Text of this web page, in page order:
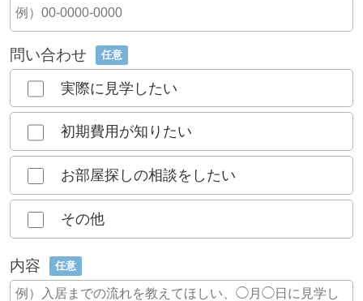
問い合わせ 任意
実際に見学したい
初期費用が知りたい
お部屋探しの相談をしたい
その他
内容 任意